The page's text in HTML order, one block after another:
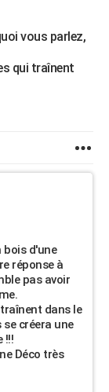
vous parlez,
qui traînent
bois d'une
réponse à
pas avoir
dans le
se créera une
!!!
Déco très